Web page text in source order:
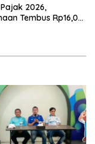
2026,
Tembus Rp16,08